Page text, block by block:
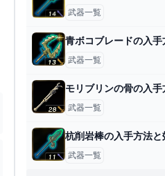
武器一覧
青ボコブレードの入
武器一覧
モリブリンの骨の入
武器一覧
杭削岩棒の入手方法
武器一覧